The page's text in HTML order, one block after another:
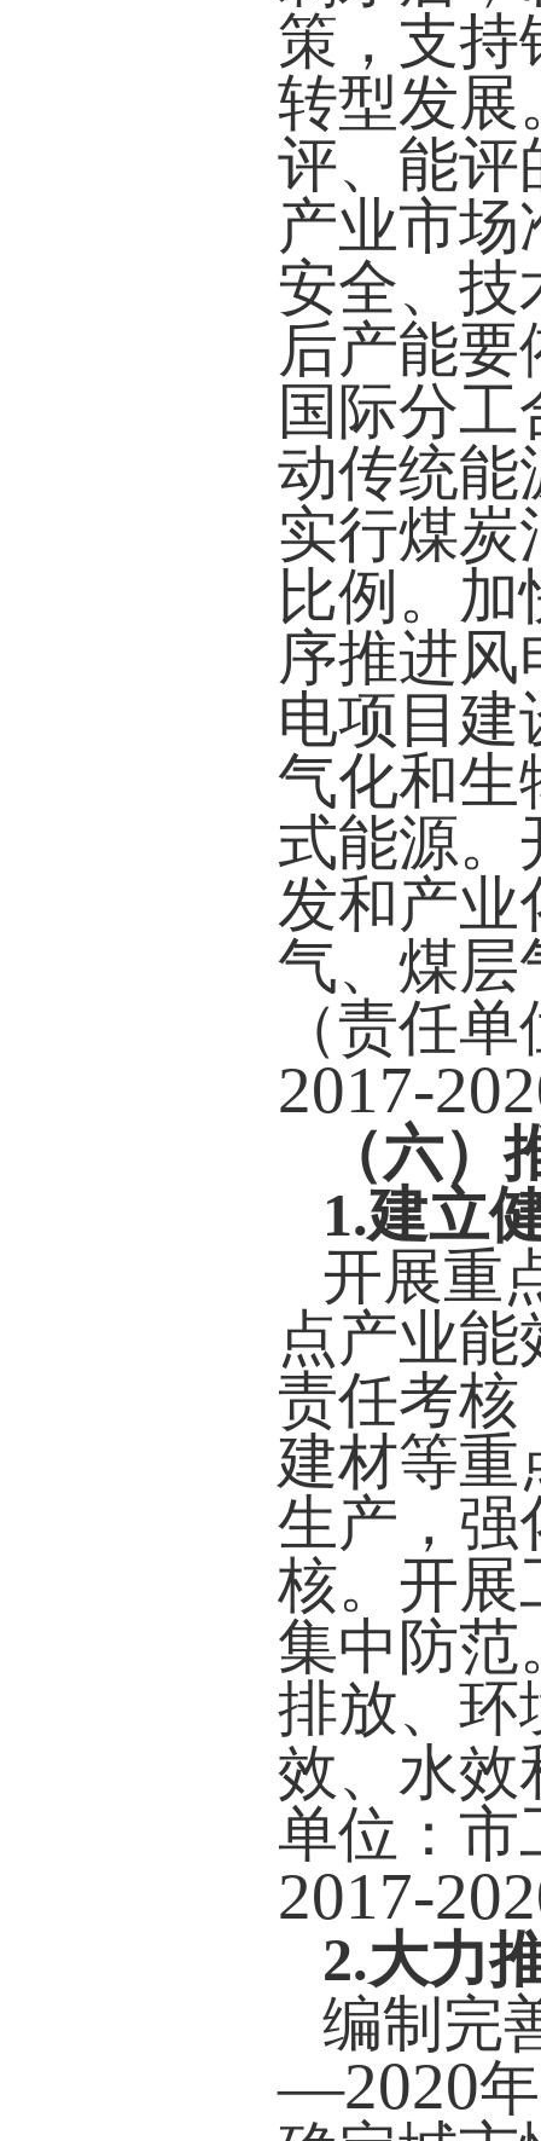
策，支持
转型发展
评、能评
产业市
安全、技
后产能
国际分
动传统能
实行煤炭
比例。
序推进
电项目建
气化和生
式能源。
发和产业
气、煤层
（责任
2017-
（六
1.建立
开展重
点产业
责任考核
建材等重
生产，强
核。开展
集中防范
排放、环
效、水效
单位：市
2017-
2.大力
编制完
—2020